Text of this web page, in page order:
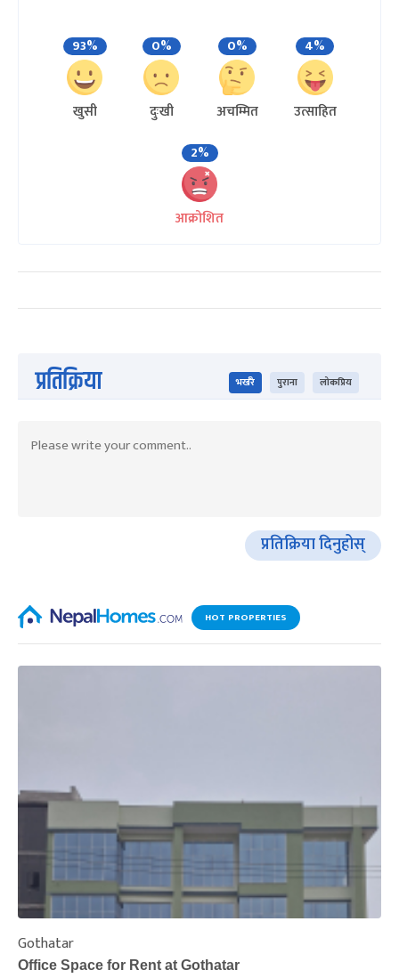
93%
खुसी
0%
दुःखी
0%
अचम्मित
4%
उत्साहित
2%
आक्रोशित
प्रतिक्रिया भर्खरै पुराना लोकप्रिय
प्रतिक्रिया दिनुहोस्
HOT PROPERTIES
Gothatar
Office Space for Rent at Gothatar